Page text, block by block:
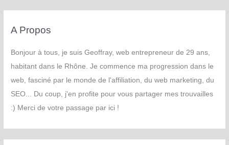
A Propos
Bonjour à tous, je suis Geoffray, web entrepreneur de 29 ans,
habitant dans le Rhône. Je commence ma progression dans le
web, fasciné par le monde de l'affiliation, du web marketing, du
SEO... Du coup, j'en profite pour vous partager mes trouvailles
:) Merci de votre passage par ici !